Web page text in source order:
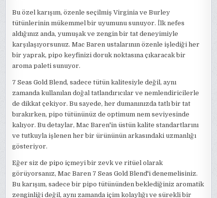
Bu özel karışım, özenle seçilmiş Virginia ve Burley
tütünlerinin mükemmel bir uyumunu sunuyor. İlk nefes
aldığınız anda, yumuşak ve zengin bir tat deneyimiyle
karşılaşıyorsunuz. Mac Baren ustalarının özenle işlediği her
bir yaprak, pipo keyfinizi doruk noktasına çıkaracak bir
aroma paleti sunuyor.
7 Seas Gold Blend, sadece tütün kalitesiyle değil, aynı
zamanda kullanılan doğal tatlandırıcılar ve nemlendiricilerle
de dikkat çekiyor. Bu sayede, her dumanınızda tatlı bir tat
bırakırken, pipo tütününüz de optimum nem seviyesinde
kalıyor. Bu detaylar, Mac Baren'in üstün kalite standartlarını
ve tutkuyla işlenen her bir ürününün arkasındaki uzmanlığı
gösteriyor.
Eğer siz de pipo içmeyi bir zevk ve ritüel olarak
görüyorsanız, Mac Baren 7 Seas Gold Blend'i denemelisiniz.
Bu karışım, sadece bir pipo tütününden beklediğiniz aromatik
zenginliği değil, aynı zamanda içim kolaylığı ve sürekli bir